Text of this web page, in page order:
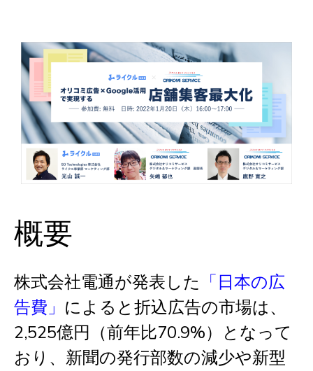
概要
株式会社電通が発表した 「日本の広
告費」 によると折込広告の市場は、
2,525億円（前年比70.9%）となって
おり、 新聞の発行部数の減少や新型